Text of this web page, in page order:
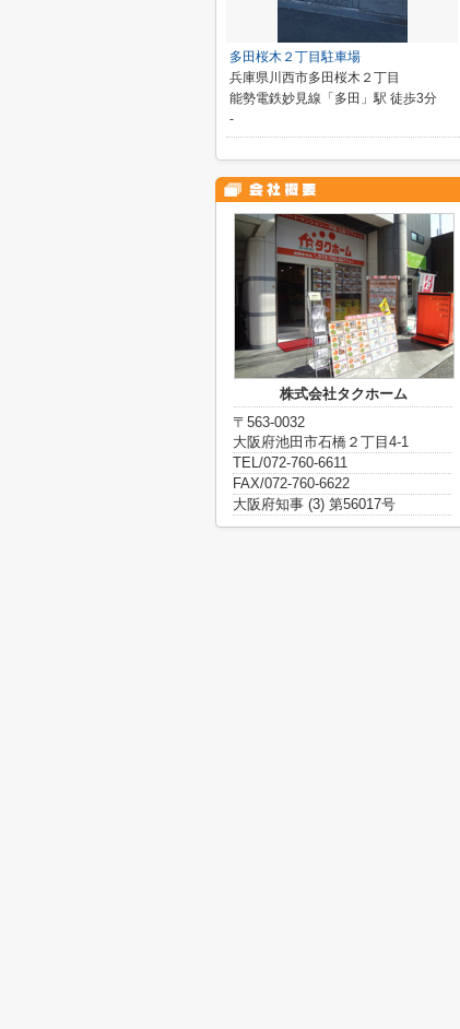
多田桜木２丁目駐車場
兵庫県川西市多田桜木２丁目
能勢電鉄妙見線「多田」駅 徒歩3分
-
株式会社タクホーム
〒563-0032
大阪府池田市石橋２丁目4-1
TEL/072-760-6611
FAX/072-760-6622
大阪府知事 (3) 第56017号